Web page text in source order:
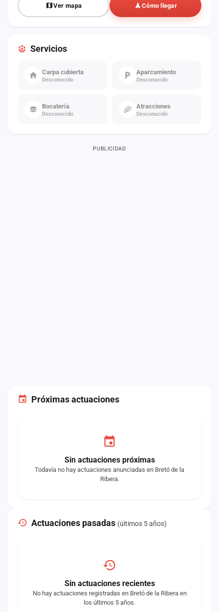
Próximas actuaciones
Sin actuaciones próximas
Todavía no hay actuaciones anunciadas en Bretó de la
Ribera.
Actuaciones pasadas (últimos 5 años)
Sin actuaciones recientes
No hay actuaciones registradas en Bretó de la Ribera en
los últimos 5 años.
Ver mapa Cómo llegar
Servicios
Carpa cubierta
Desconocido
Aparcamiento
Desconocido
Bocatería
Desconocido
Atracciones
Desconocido
PUBLICIDAD